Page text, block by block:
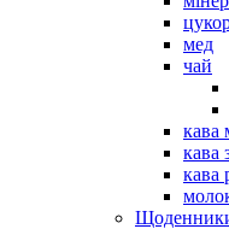
мед
чай
кава
кава
кава